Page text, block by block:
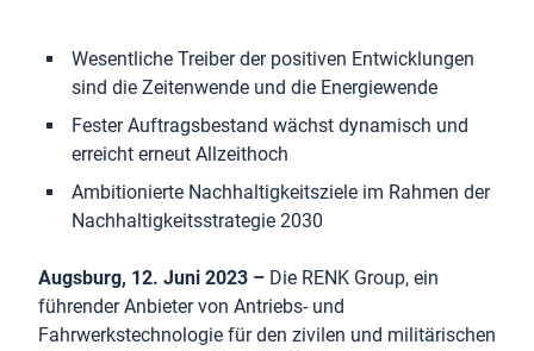
Wesentliche Treiber der positiven Entwicklungen
sind die Zeitenwende und die Energiewende
Fester Auftragsbestand wächst dynamisch und
erreicht erneut Allzeithoch
Ambitionierte Nachhaltigkeitsziele im Rahmen der
Nachhaltigkeitsstrategie 2030
Augsburg, 12. Juni 2023 – Die RENK Group, ein
führender Anbieter von Antriebs- und
Fahrwerkstechnologie für den zivilen und militärischen